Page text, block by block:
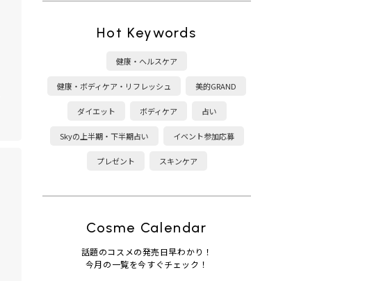
Hot Keywords
健康・ヘルスケア
健康・ボディケア・リフレッシュ 美的GRAND
ダイエット ボディケア 占い
Skyの上半期・下半期占い イベント参加応募
プレゼント スキンケア
Cosme Calendar
話題のコスメの発売日早わかり！
今月の一覧を今すぐチェック！